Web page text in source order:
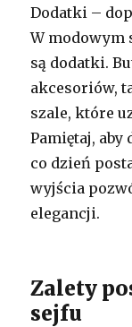
Dodatki –
W modowym
są dodatki.
akcesoriów,
szale, które
Pamiętaj,
co dzień
wyjścia
elegancji.
Zalety
sejfu